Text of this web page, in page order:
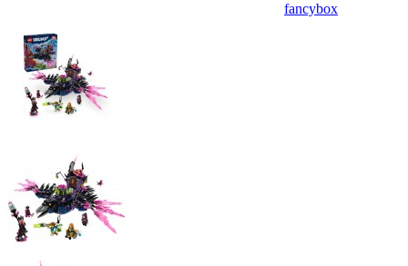
fancybox